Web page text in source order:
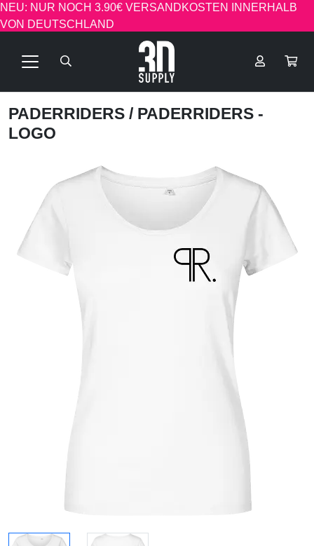
NEU: NUR NOCH 3.90€ VERSANDKOSTEN INNERHALB
VON DEUTSCHLAND
PADERRIDERS / PADERRIDERS -
LOGO